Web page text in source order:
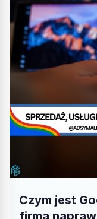
Czym jest
firma